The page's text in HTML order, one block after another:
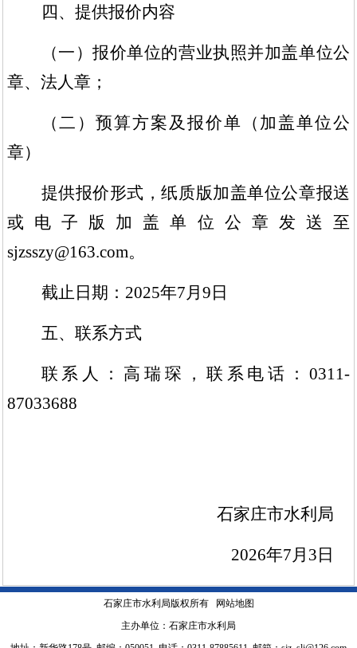
四、提供报价内容
（一）报价单位的营业执照并加盖单位公
章、法人章；
（二）预算方案及报价单（加盖单位公
章）
提供报价形式，纸质版加盖单位公章报送
或电子版加盖单位公章发送至
sjzsszy@163.com。
截止日期： 2025年7月9日
五、联系方式
联系人：高瑞琛，联系电话：0311-
87033688
石家庄市水利局
2026年7月3日
石家庄市水利局版权所有
网站地图
主办单位：石家庄市水利局